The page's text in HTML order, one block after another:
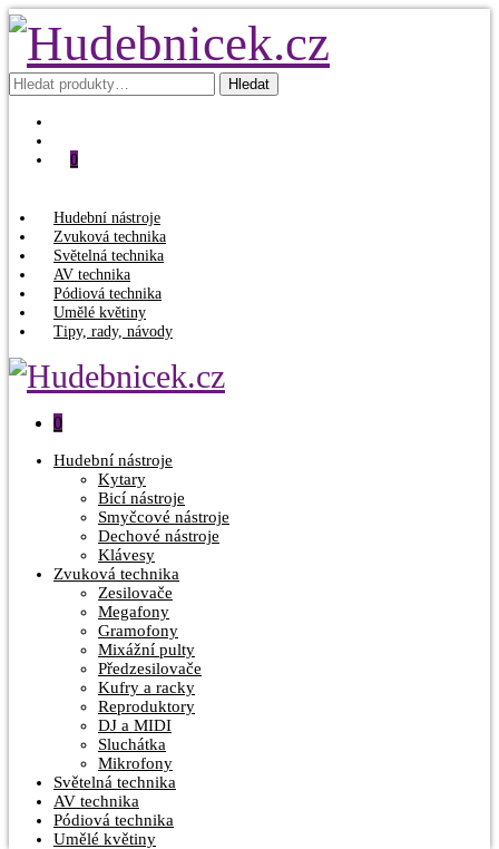
Hledat: Hledat
0
Hudební nástroje
Zvuková technika
Světelná technika
AV technika
Pódiová technika
Umělé květiny
Tipy, rady, návody
0
Hudební nástroje
Kytary
Bicí nástroje
Smyčcové nástroje
Dechové nástroje
Klávesy
Zvuková technika
Zesilovače
Megafony
Gramofony
Mixážní pulty
Předzesilovače
Kufry a racky
Reproduktory
DJ a MIDI
Sluchátka
Mikrofony
Světelná technika
AV technika
Pódiová technika
Umělé květiny